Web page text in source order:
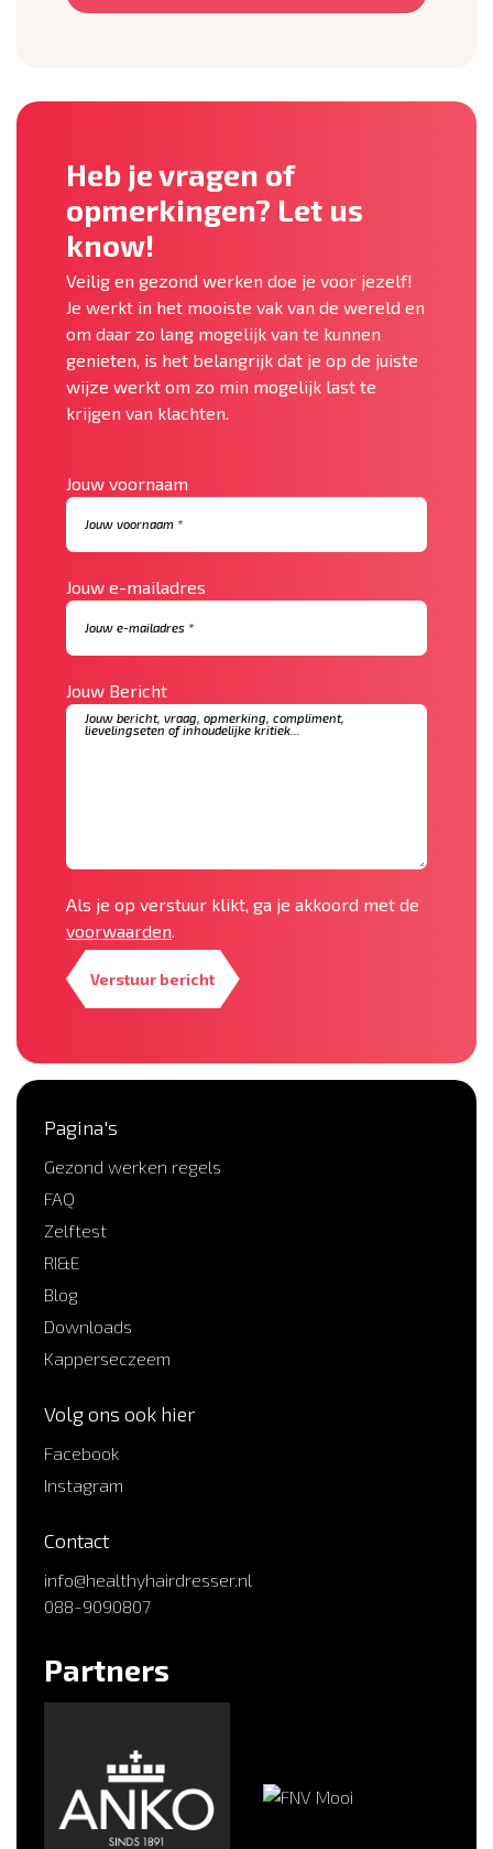
Heb je vragen of
opmerkingen? Let us
know!
Veilig en gezond werken doe je voor jezelf!
Je werkt in het mooiste vak van de wereld en
om daar zo lang mogelijk van te kunnen
genieten, is het belangrijk dat je op de juiste
wijze werkt om zo min mogelijk last te
krijgen van klachten.
Jouw voornaam
Jouw e-mailadres
Jouw Bericht
Als je op verstuur klikt, ga je akkoord met de
voorwaarden
Verstuur bericht
Pagina's
Gezond werken regels
FAQ
Zelftest
RI&E
Blog
Downloads
Kapperseczeem
Volg ons ook hier
Facebook
Instagram
Contact
info@healthyhairdresser.nl
088-9090807
Partners